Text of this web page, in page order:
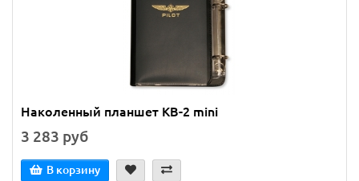
Наколенный планшет KB-2 mini
3 283 руб
В корзину